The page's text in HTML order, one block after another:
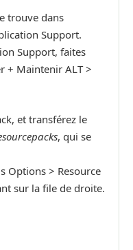
trouve dans
Support.
Support, faites
+ Maintenir ALT >
et transférez le
, qui se
Options > Resource
sur la file de droite.